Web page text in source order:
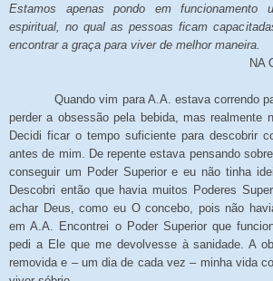
Estamos apenas pondo em funcionamento
espiritual, no qual as pessoas ficam
encontrar a graça para viver de melhor maneira.
NA
Quando vim para A.A. estava correndo
perder a obsessão pela bebida, mas realmente
Decidi ficar o tempo suficiente para descobrir
antes de mim. De repente estava pensando
conseguir um Poder Superior e eu não tinha
Descobri então que havia muitos Poderes
achar Deus, como eu O concebo, pois não
em A.A. Encontrei o Poder Superior que
pedi a Ele que me devolvesse à sanidade. A
removida e – um dia de cada vez – minha vida